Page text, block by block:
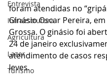
Entrevista
Infraestrutura
Agricultura
Lazer
Turismo
foram atendidas no
Ginásio Oscar Pereira,
Grossa. O ginásio foi
24 de janeiro
atendimento de casos
leves.